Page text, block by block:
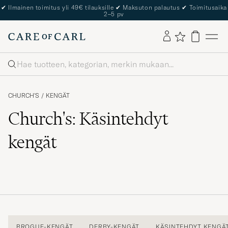
✔ Ilmainen toimitus yli 49€ tilauksille ✔ Maksuton palautus ✔ Toimitusaika
2–5 pv
Haku
CHURCH'S / KENGÄT
Church's: Käsintehdyt
kengät
BROGUE-KENGÄT DERBY-KENGÄT KÄSINTEHDYT